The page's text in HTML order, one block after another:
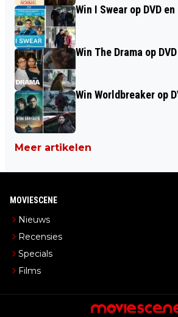
Win I Swear op DVD
Win The Drama op
Win Worldbreaker op
Meer artikelen
MOVIESCENE
Nieuws
Recensies
Specials
Films